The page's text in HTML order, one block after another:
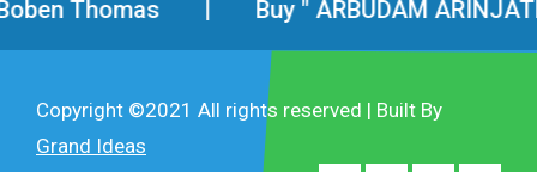
| Buy " ARBUDAM
Copyright ©2021 All rights reserved | Built By
Grand Ideas